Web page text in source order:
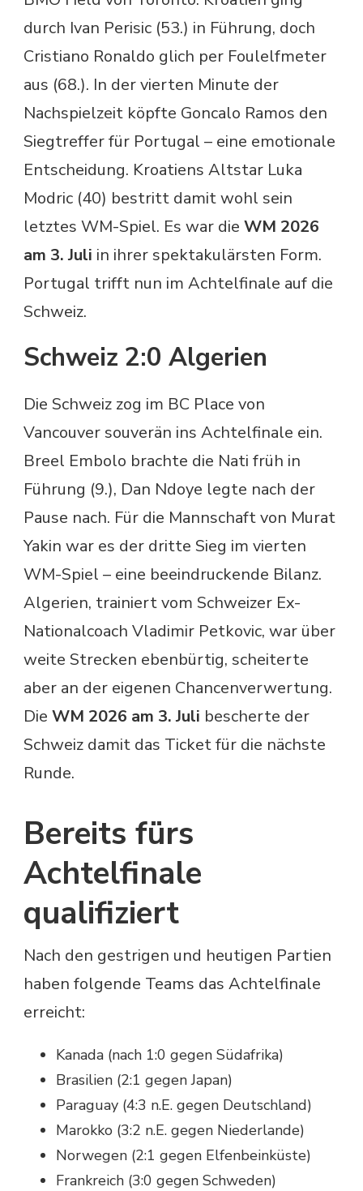
durch Ivan Perisic (53.) in Führung, doch
Cristiano Ronaldo glich per Foulelfmeter
aus (68.). In der vierten Minute der
Nachspielzeit köpfte Goncalo Ramos den
Siegtreffer für Portugal – eine emotionale
Entscheidung. Kroatiens Altstar Luka
Modric (40) bestritt damit wohl sein
letztes WM-Spiel. Es war die WM 2026
am 3. Juli in ihrer spektakulärsten Form.
Portugal trifft nun im Achtelfinale auf die
Schweiz.
Schweiz 2:0 Algerien
Die Schweiz zog im BC Place von
Vancouver souverän ins Achtelfinale ein.
Breel Embolo brachte die Nati früh in
Führung (9.), Dan Ndoye legte nach der
Pause nach. Für die Mannschaft von Murat
Yakin war es der dritte Sieg im vierten
WM-Spiel – eine beeindruckende Bilanz.
Algerien, trainiert vom Schweizer Ex-
Nationalcoach Vladimir Petkovic, war über
weite Strecken ebenbürtig, scheiterte
aber an der eigenen Chancenverwertung.
Die WM 2026 am 3. Juli bescherte der
Schweiz damit das Ticket für die nächste
Runde.
Bereits fürs
Achtelfinale
qualifiziert
Nach den gestrigen und heutigen Partien
haben folgende Teams das Achtelfinale
erreicht:
Kanada (nach 1:0 gegen Südafrika)
Brasilien (2:1 gegen Japan)
Paraguay (4:3 n.E. gegen Deutschland)
Marokko (3:2 n.E. gegen Niederlande)
Norwegen (2:1 gegen Elfenbeinküste)
Frankreich (3:0 gegen Schweden)